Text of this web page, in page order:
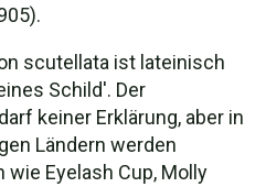
scutellata ist lateinisch
Schild'. Der
keiner Erklärung, aber in
Ländern werden
Eyelash Cup, Molly